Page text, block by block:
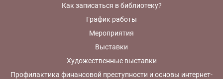
Как записаться в библиотеку?
График работы
Мероприятия
Выставки
Художественные выставки
Профилактика финансовой преступности и основы интернет-